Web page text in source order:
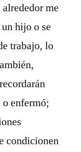
me
hijo o se
trabajo, lo
enfermó;
condicionen